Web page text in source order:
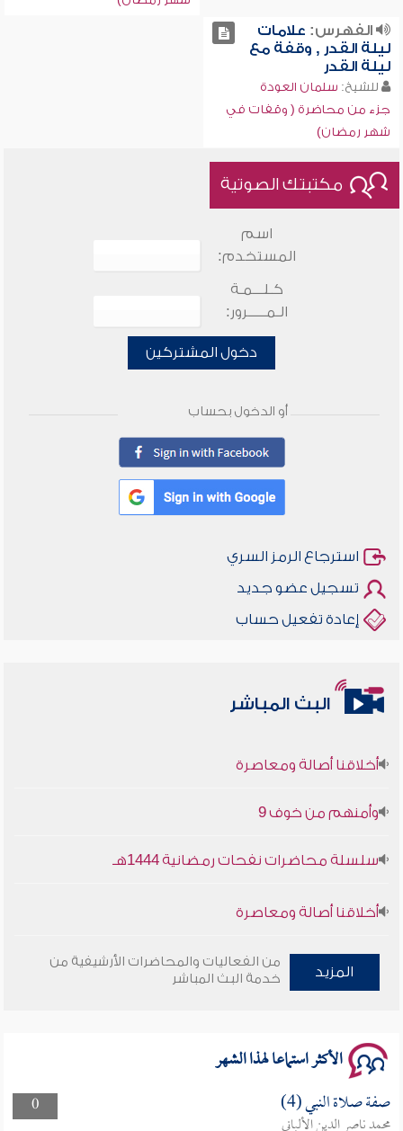
الفهرس: علامات
ليلة القدر , وقفة مع
ليلة القدر
للشيخ: سلمان العودة
جزء من محاضرة ( وقفات في
شهر رمضان)
مكتبتك الصوتية
اسم
المستخدم:
كـلـــمـة
الـمـــــرور:
دخول المشتركين
أو الدخول بحساب
استرجاع الرمز السري
تسجيل عضو جديد
إعادة تفعيل حساب
البث المباشر
أخلاقنا أصالة ومعاصرة
وأمنهم من خوف 9
أخلاقنا أصالة ومعاصرة
سلسلة محاضرات نفحات رمضانية 1444هـ
المزيد
من الفعاليات والمحاضرات الأرشيفية من
خدمة البث المباشر
الأكثر استماعا لهذا الشهر
0 صفة صلاة النبي (4)